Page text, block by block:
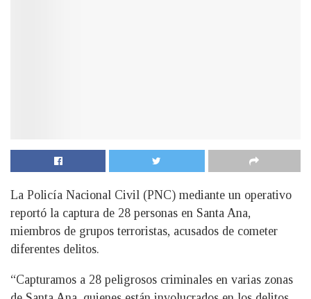
La Policía Nacional Civil (PNC) mediante un operativo
reportó la captura de 28 personas en Santa Ana,
miembros de grupos terroristas, acusados de cometer
diferentes delitos.
“Capturamos a 28 peligrosos criminales en varias zonas